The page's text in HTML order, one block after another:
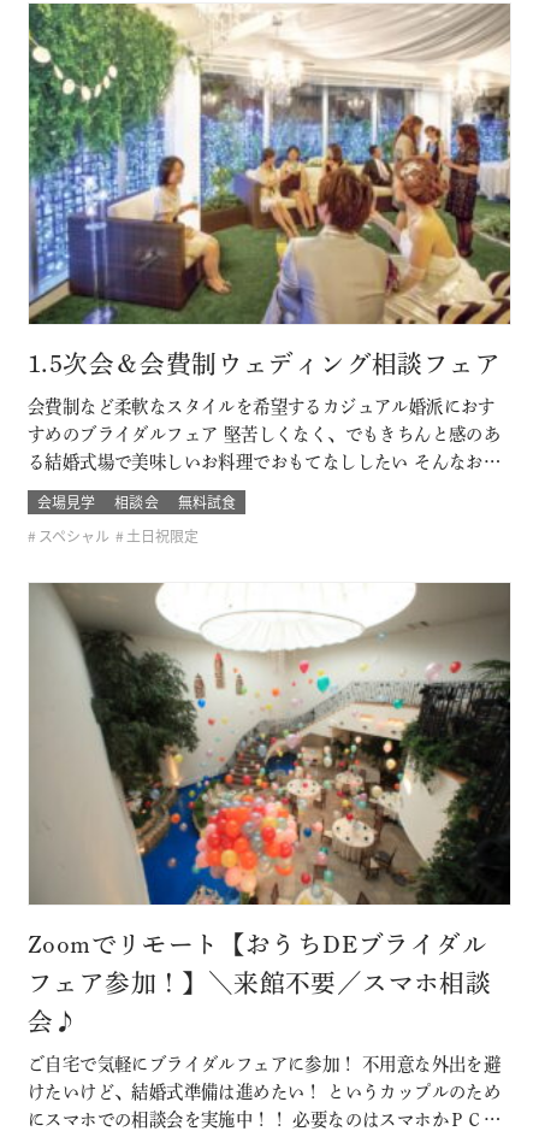
ピー♪ 新しく人気の春婚プ…
1.5次会＆会費制ウェディング相談フェア
会費制など柔軟なスタイルを希望するカジュアル婚派におす
すめのブライダルフェア 堅苦しくなく、でもきちんと感のあ
る結婚式場で美味しいお料理でおもてなししたい そんなおふ
たりに必見です！ このフェアに含まれるコンテンツ
会場見学 相談会
無料試食
スペシャル
土日祝限定
Zoomでリモート【おうちDEブライダル
フェア参加！】＼来館不要／スマホ相談
会♪
ご自宅で気軽にブライダルフェアに参加！ 不用意な外出を避
けたいけど、結婚式準備は進めたい！ というカップルのため
にスマホでの相談会を実施中！！ 必要なのはスマホかＰＣ